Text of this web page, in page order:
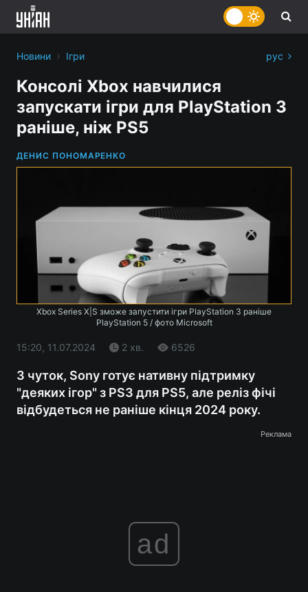
Новини › Ігри рус
Консолі Xbox навчилися
запускати ігри для PlayStation 3
раніше, ніж PS5
ДЕНИС ПОНОМАРЕНКО
Xbox Series X|S зможе запустити ігри PlayStation 3 раніше
PlayStation 5 / фото Microsoft
15:20, 11.07.2024 2 хв. 6526
З чуток, Sony готує нативну підтримку
"деяких ігор" з PS3 для PS5, але реліз фічі
відбудеться не раніше кінця 2024 року.
Реклама
ad